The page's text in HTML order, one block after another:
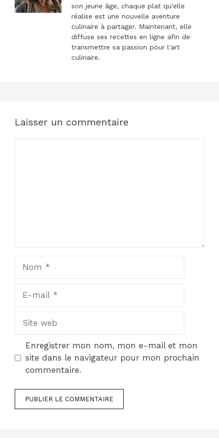
son jeune âge, chaque plat qu'elle
réalise est une nouvelle aventure
culinaire à partager. Maintenant, elle
diffuse ses recettes en ligne afin de
transmettre sa passion pour l'art
culinaire.
Laisser un commentaire
Site
Enregistrer mon nom, mon e-mail et mon
site dans le navigateur pour mon prochain
commentaire.